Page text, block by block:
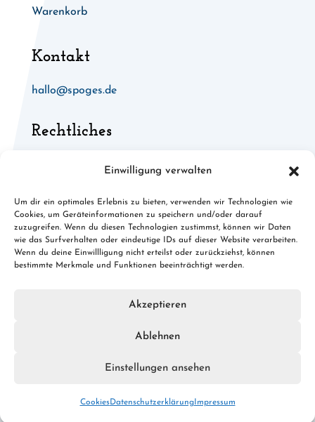
Einwilligung verwalten
Um dir ein optimales Erlebnis zu bieten, verwenden wir Technologien wie
Cookies, um Geräteinformationen zu speichern und/oder darauf
zuzugreifen. Wenn du diesen Technologien zustimmst, können wir Daten
wie das Surfverhalten oder eindeutige IDs auf dieser Website verarbeiten.
Wenn du deine Einwillligung nicht erteilst oder zurückziehst, können
bestimmte Merkmale und Funktionen beeinträchtigt werden.
Akzeptieren
Ablehnen
Einstellungen ansehen
CookiesDatenschutzerklärungImpressum
Warenkorb
Kontakt
hallo@spoges.de
Rechtliches
Allgemeine Geschäftsbedingungen
Cookies
Datenschutz
© 2026 spoges.de · Konzept, Design & Umsetzung: